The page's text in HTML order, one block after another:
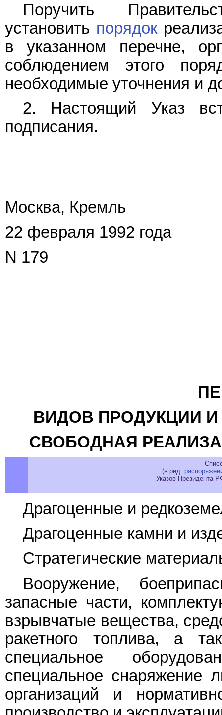
Поручить
установить порядок
в указанном перечне,
соблюдением этого
необходимые уточнения и
2. Настоящий Указ
подписания.
Москва, Кремль
22 февраля 1992 года
N 179
ВИДОВ ПРОДУКЦИИ
СВОБОДНАЯ
(в ред.
Указов Президента
Драгоценные и
Драгоценные камни и
Стратегические
Вооружение,
запасные части,
взрывчатые вещества,
ракетного топлива, а
специальное
специальное снаряжение
организаций и